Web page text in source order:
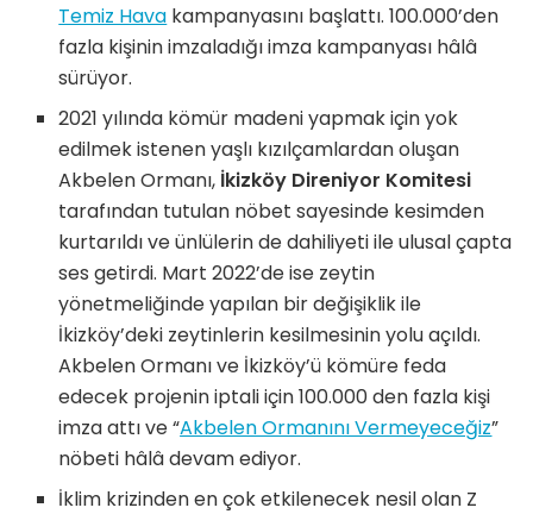
Temiz Hava kampanyasını başlattı. 100.000’den
fazla kişinin imzaladığı imza kampanyası hâlâ
sürüyor.
2021 yılında kömür madeni yapmak için yok
edilmek istenen yaşlı kızılçamlardan oluşan
Akbelen Ormanı, İkizköy Direniyor Komitesi
tarafından tutulan nöbet sayesinde kesimden
kurtarıldı ve ünlülerin de dahiliyeti ile ulusal çapta
ses getirdi. Mart 2022’de ise zeytin
yönetmeliğinde yapılan bir değişiklik ile
İkizköy’deki zeytinlerin kesilmesinin yolu açıldı.
Akbelen Ormanı ve İkizköy’ü kömüre feda
edecek projenin iptali için 100.000 den fazla kişi
imza attı ve “Akbelen Ormanını Vermeyeceğiz”
nöbeti hâlâ devam ediyor.
İklim krizinden en çok etkilenecek nesil olan Z